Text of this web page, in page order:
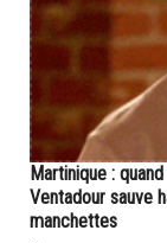
Martinique :
Ventadour sauve
manchettes